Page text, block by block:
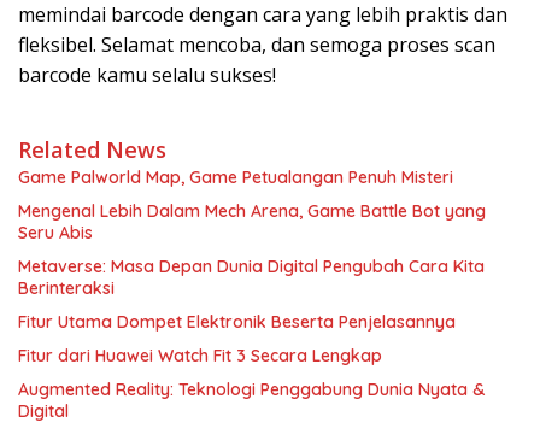
memindai barcode dengan cara yang lebih praktis dan
fleksibel. Selamat mencoba, dan semoga proses scan
barcode kamu selalu sukses!
Related News
Game Palworld Map, Game Petualangan Penuh Misteri
Mengenal Lebih Dalam Mech Arena, Game Battle Bot yang
Seru Abis
Metaverse: Masa Depan Dunia Digital Pengubah Cara Kita
Berinteraksi
Fitur Utama Dompet Elektronik Beserta Penjelasannya
Fitur dari Huawei Watch Fit 3 Secara Lengkap
Augmented Reality: Teknologi Penggabung Dunia Nyata &
Digital